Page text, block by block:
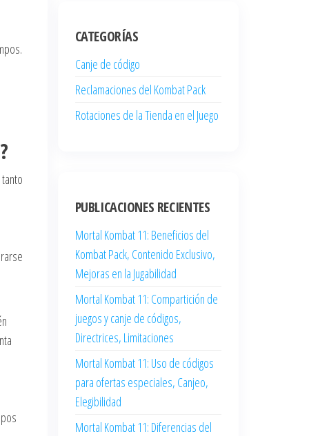
CATEGORÍAS
Canje de código
Reclamaciones del Kombat Pack
Rotaciones de la Tienda en el Juego
PUBLICACIONES RECIENTES
Mortal Kombat 11: Beneficios del
Kombat Pack, Contenido Exclusivo,
Mejoras en la Jugabilidad
Mortal Kombat 11: Compartición de
juegos y canje de códigos,
Directrices, Limitaciones
Mortal Kombat 11: Uso de códigos
para ofertas especiales, Canjeo,
Elegibilidad
Mortal Kombat 11: Diferencias del